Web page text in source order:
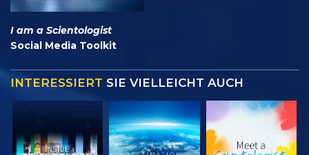
I am a Scientologist
Social Media Toolkit
INTERESSIERT SIE VIELLEICHT AUCH